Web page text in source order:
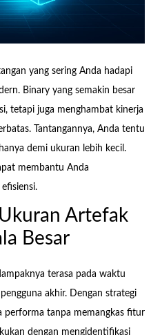
yang sering Anda hadapi
Binary yang semakin besar
tetapi juga menghambat kinerja
Tantangannya, Anda tentu
demi ukuran lebih kecil.
membantu Anda
Artefak
Besar
terasa pada waktu
akhir. Dengan strategi
performa tanpa memangkas fitur
dengan mengidentifikasi